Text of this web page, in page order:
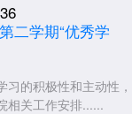
的积极性和主动性，
相关工作安排......